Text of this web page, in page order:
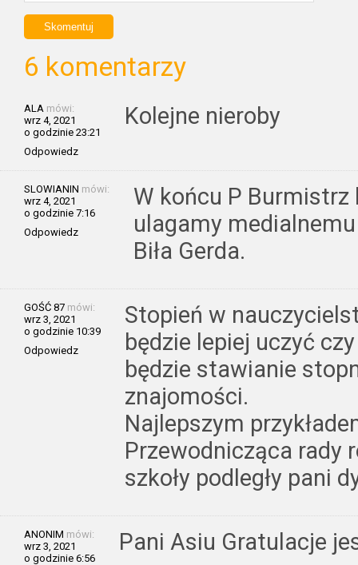
6 komentarzy
ALA mówi:
wrz 4, 2021
o godzinie 23:21
Odpowiedz
Kolejne nieroby
SLOWIANIN mówi:
wrz 4, 2021
o godzinie 7:16
Odpowiedz
W końcu P Burmistrz
ulagamy
Biła Gerda.
GOŚĆ 87 mówi:
wrz 3, 2021
o godzinie 10:39
Odpowiedz
Stopień w
będzie lepiej uczyć
będzie stawianie
znajomości.
Najlepszym
Przewodnicząca rady
szkoły podległy pani
ANONIM mówi:
wrz 3, 2021
o godzinie 6:56
Pani Asiu Gratulacje